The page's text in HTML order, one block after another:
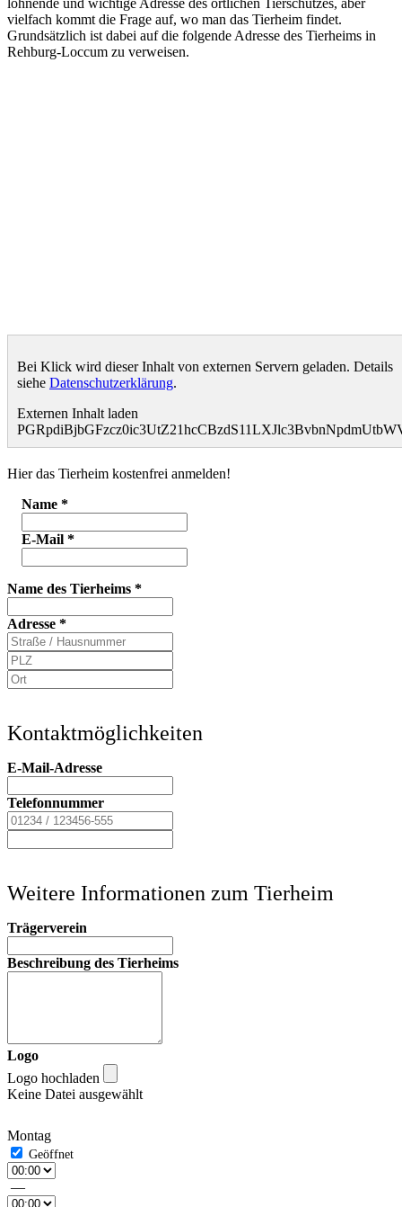
vielfach kommt die Frage auf, wo man das Tierheim findet.
Grundsätzlich ist dabei auf die folgende Adresse des Tierheims in
Rehburg-Loccum zu verweisen.
Bei Klick wird dieser Inhalt von externen Servern geladen. Details
siehe Datenschutzerklärung.
Externen Inhalt laden
Hier das Tierheim kostenfrei anmelden!
Name *
E-Mail *
Name des Tierheims *
Adresse *
Kontaktmöglichkeiten
E-Mail-Adresse
Telefonnummer
Weitere Informationen zum Tierheim
Trägerverein
Beschreibung des Tierheims
Logo
Logo hochladen
Keine Datei ausgewählt
Montag
—